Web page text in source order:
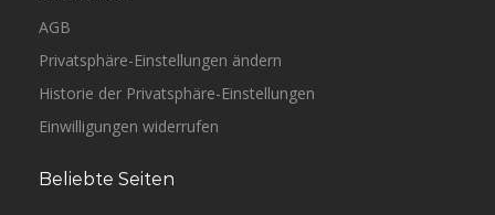
AGB
Privatsphäre-Einstellungen ändern
Historie der Privatsphäre-Einstellungen
Einwilligungen widerrufen
Beliebte Seiten